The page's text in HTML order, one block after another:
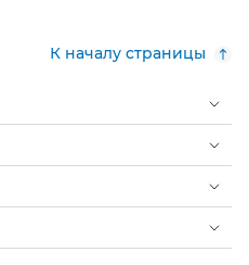
К началу страницы